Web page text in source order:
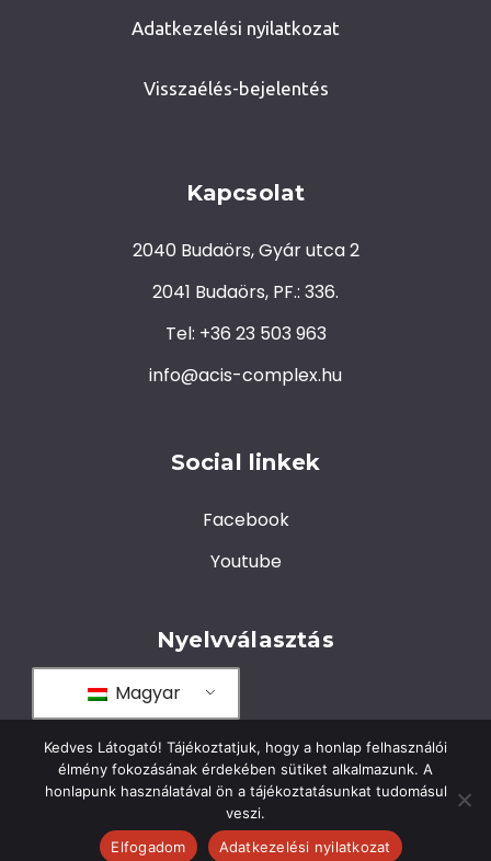
Adatkezelési nyilatkozat
Visszaélés-bejelentés
Kapcsolat
2040 Budaörs, Gyár utca 2
2041 Budaörs, PF.: 336.
Tel: +36 23 503 963
info@acis-complex.hu
Social linkek
Facebook
Youtube
Nyelvválasztás
Magyar
© 2026 ACIS Complex. All rights reserved.
Kedves Látogató! Tájékoztatjuk, hogy a honlap felhasználói
élmény fokozásának érdekében sütiket alkalmazunk. A
honlapunk használatával ön a tájékoztatásunkat tudomásul
veszi.
Elfogadom
Adatkezelési nyilatkozat